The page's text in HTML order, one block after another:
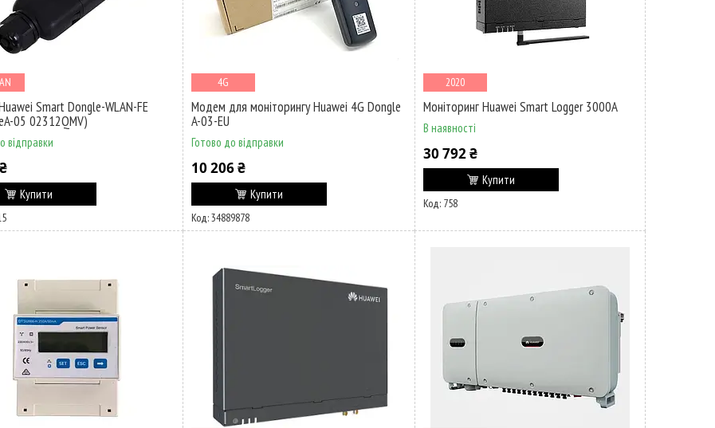
Smart Dongle-WLAN-FE
05 02312QMV)
відправки
Купити
4G
Модем для моніторингу Huawei 4G Dongle
A-03-EU
Готово до відправки
10 206 ₴
Купити
34889878
2020
Моніторинг Huawei Smart Logger 3000A
В наявності
30 792 ₴
Купити
758